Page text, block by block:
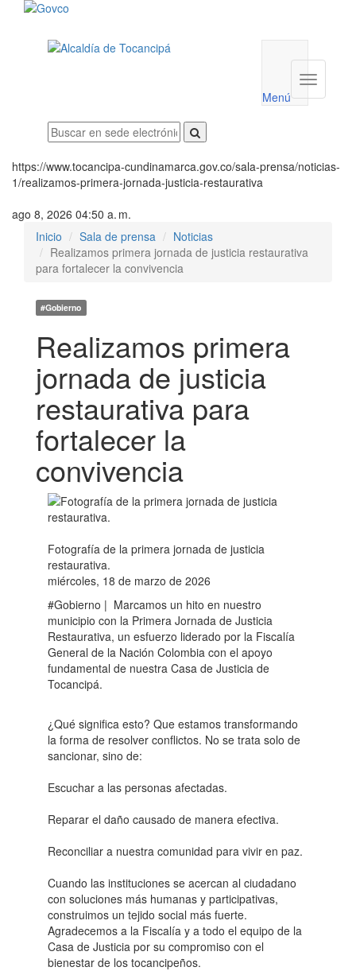
utilidades
Menú
Menú
https://www.tocancipa-cundinamarca.gov.co/sala-prensa/noticias-
1/realizamos-primera-jornada-justicia-restaurativa
ago 8, 2026 04:50 a. m.
Inicio
Sala de prensa
Noticias
Realizamos primera jornada de justicia restaurativa
para fortalecer la convivencia
#Gobierno
Realizamos primera
jornada de justicia
restaurativa para
fortalecer la
convivencia
Fotografía de la primera jornada de justicia
restaurativa.
miércoles, 18 de marzo de 2026
#Gobierno | ​ Marcamos un hito en nuestro
municipio con la Primera Jornada de Justicia
Restaurativa, un esfuerzo liderado por la Fiscalía
General de la Nación Colombia con el apoyo
fundamental de nuestra Casa de Justicia de
Tocancipá.
​¿Qué significa esto? Que estamos transformando
la forma de resolver conflictos. No se trata solo de
sancionar, sino de:
Escuchar a las personas afectadas.
Reparar el daño causado de manera efectiva.
Reconciliar a nuestra comunidad para vivir en paz.
​Cuando las instituciones se acercan al ciudadano
con soluciones más humanas y participativas,
construimos un tejido social más fuerte.
Agradecemos a la Fiscalía y a todo el equipo de la
Casa de Justicia por su compromiso con el
bienestar de los tocancipeños.